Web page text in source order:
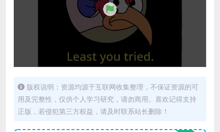
版权说明：资源均源于互联网收集整理，不保证资源的可
用及完整性，仅供个人学习研究，请勿商用。喜欢记得支持
正版，若侵犯第三方权益，请及时联系站长删除！